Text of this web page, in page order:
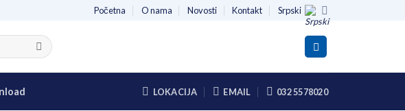
Početna O nama Novosti Kontakt Srpski
LOKACIJA EMAIL 032 5578020